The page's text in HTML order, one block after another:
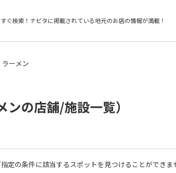
ぐ検索！ ナビタに掲載されている地元のお店の情報が満載！
ラーメン
の店舗/施設一覧）
定の条件に該当するスポットを見つけることができま